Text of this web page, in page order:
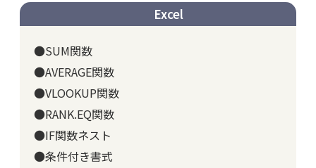
Excel
●SUM関数
●AVERAGE関数
●VLOOKUP関数
●RANK.EQ関数
●IF関数ネスト
●条件付き書式